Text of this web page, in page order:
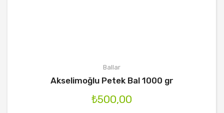
Ballar
Akselimoğlu Petek Bal 1000 gr
₺500,00